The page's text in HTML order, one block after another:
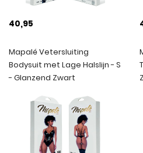
40,95
Mapalé Vetersluiting
Bodysuit met Lage Halslijn - S
- Glanzend Zwart